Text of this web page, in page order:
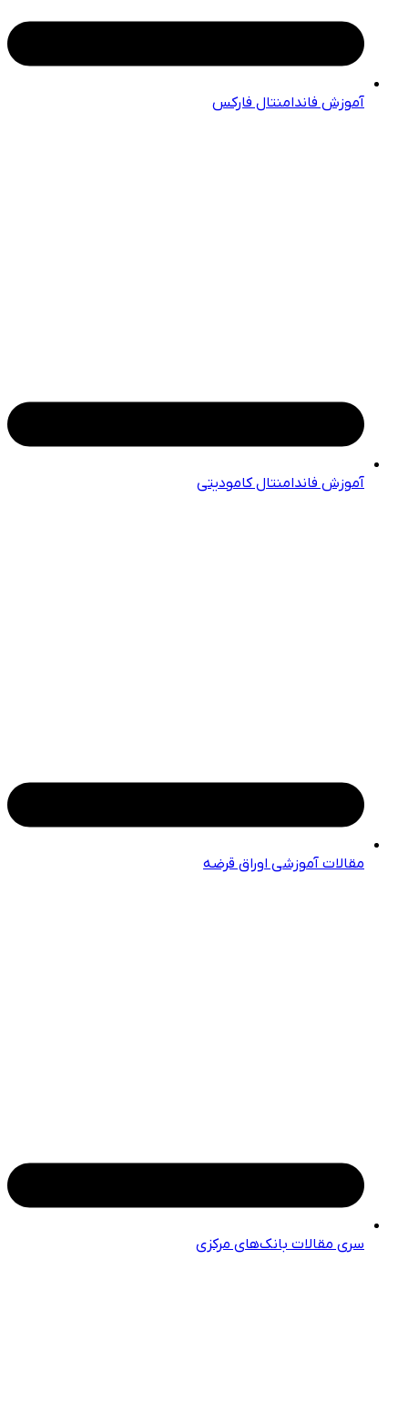
آموزش فاندامنتال فارکس
آموزش فاندامنتال کامودیتی
مقالات آموزشی اوراق قرضه
سری مقالات بانک‌های مرکزی